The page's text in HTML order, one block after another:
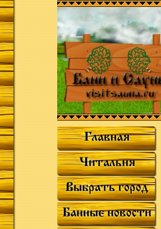
Главная
Читальня
Выбрать город
Банные новости